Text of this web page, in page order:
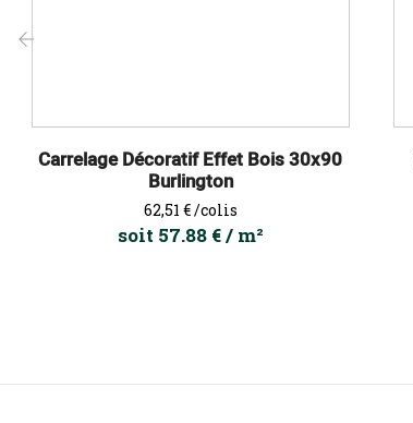
Carrelage Décoratif Effet Bois 30x90
Burlington
Prix
62,51 €/colis
soit 57.88 € / m²